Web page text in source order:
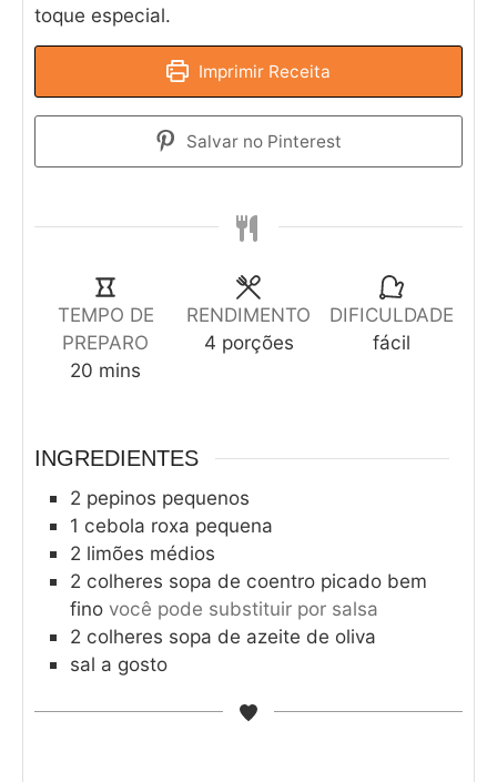
toque especial.
Imprimir Receita
Salvar no Pinterest
TEMPO DE
PREPARO
20 mins
RENDIMENTO
4 porções
DIFICULDADE
fácil
INGREDIENTES
2 pepinos pequenos
1 cebola roxa pequena
2 limões médios
2 colheres sopa de coentro picado bem
fino você pode substituir por salsa
2 colheres sopa de azeite de oliva
sal a gosto